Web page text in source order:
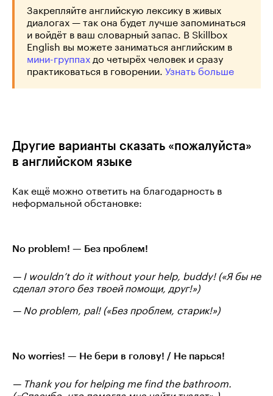
Закрепляйте английскую лексику в живых
диалогах — так она будет лучше запоминаться
и войдёт в ваш словарный запас. В Skillbox
English вы можете заниматься английским в
мини-группах до четырёх человек и сразу
практиковаться в говорении. Узнать больше
Другие варианты сказать «пожалуйста»
в английском языке
Как ещё можно ответить на благодарность в
неформальной обстановке:
No problem! — Без проблем!
— I wouldn’t do it without your help, buddy! («Я бы не
сделал этого без твоей помощи, друг!»)
— No problem, pal! («Без проблем, старик!»)
No worries! — Не бери в голову! / Не парься!
— Thank you for helping me find the bathroom.